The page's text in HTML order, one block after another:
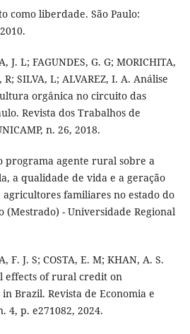
como liberdade. São Paulo:
J. L; FAGUNDES, G. G; MORICHITA,
SILVA, L; ALVAREZ, I. A. Análise
orgânica no circuito das
Revista dos Trabalhos de
n. 26, 2018.
programa agente rural sobre a
a qualidade de vida e a geração
familiares no estado do
(Mestrado) - Universidade Regional
F. J. S; COSTA, E. M; KHAN, A. S.
effects of rural credit on
Brazil. Revista de Economia e
4, p. e271082, 2024.